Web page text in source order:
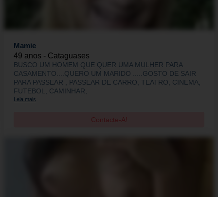
Mamie
49 anos - Cataguases
BUSCO UM HOMEM QUE QUER UMA MULHER PARA
CASAMENTO....QUERO UM MARIDO .....GOSTO DE SAIR
PARA PASSEAR , PASSEAR DE CARRO, TEATRO, CINEMA,
FUTEBOL, CAMINHAR,
Leia mais
Contacte-A!